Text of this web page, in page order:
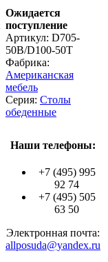
Ожидается
поступление
Артикул: D705-
50B/D100-50T
Фабрика:
Американская
мебель
Серия: Столы
обеденные
Наши телефоны:
+7 (495) 995
92 74
+7 (495) 505
63 50
Электронная почта:
allposuda@yandex.ru